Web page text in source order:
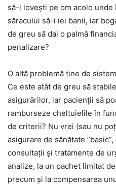
să-l lovești pe om acolo unde
săracului să-i iei banii, iar
de greu să dai o palmă
penalizare?
O altă problemă ține de
Ce este atât de greu să
asigurărilor, iar pacienții să
ramburseze cheltuielile în
de criterii? Nu vrei (sau nu
asigurare de sănătate
consultații și tratamente de
analize, la un pachet limitat
precum și la compensarea